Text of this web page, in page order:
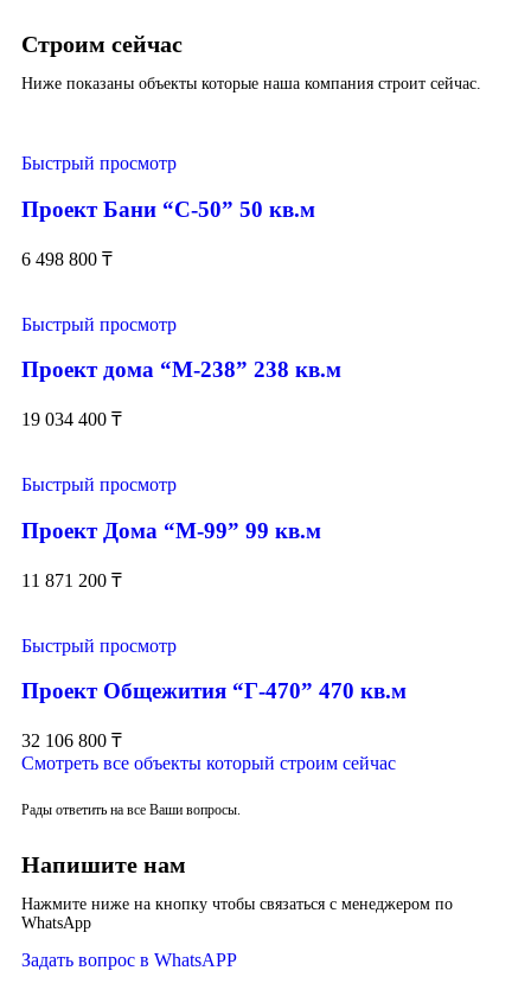
Строим сейчас
Ниже показаны объекты которые наша компания строит сейчас.
Быстрый просмотр
Проект Бани “С-50” 50 кв.м
6 498 800 ₸
Быстрый просмотр
Проект дома “М-238” 238 кв.м
19 034 400 ₸
Быстрый просмотр
Проект Дома “М-99” 99 кв.м
11 871 200 ₸
Быстрый просмотр
Проект Общежития “Г-470” 470 кв.м
32 106 800 ₸
Смотреть все объекты который строим сейчас
Рады ответить на все Ваши вопросы.
Напишите нам
Нажмите ниже на кнопку чтобы связаться с менеджером по
WhatsApp
Задать вопрос в WhatsAPP